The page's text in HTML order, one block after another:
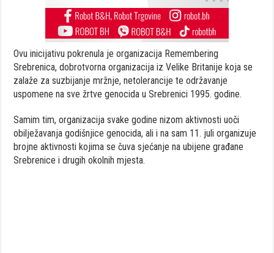
Ovu inicijativu pokrenula je organizacija Remembering
Srebrenica, dobrotvorna organizacija iz Velike Britanije koja se
zalaže za suzbijanje mržnje, netolerancije te održavanje
uspomene na sve žrtve genocida u Srebrenici 1995. godine.
Samim tim, organizacija svake godine nizom aktivnosti uoči
obilježavanja godišnjice genocida, ali i na sam 11. juli organizuje
brojne aktivnosti kojima se čuva sjećanje na ubijene građane
Srebrenice i drugih okolnih mjesta.